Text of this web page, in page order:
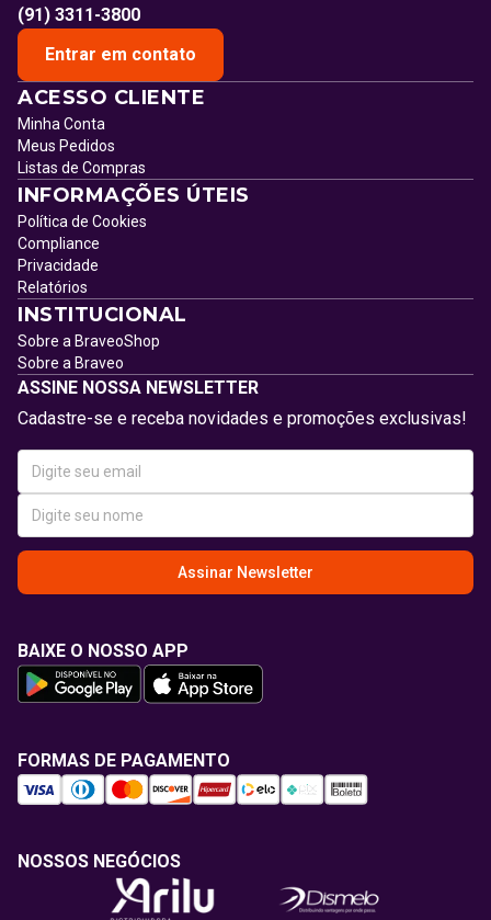
(91) 3311-3800
Entrar em contato
ACESSO CLIENTE
Minha Conta
Meus Pedidos
Listas de Compras
INFORMAÇÕES ÚTEIS
Política de Cookies
Compliance
Privacidade
Relatórios
INSTITUCIONAL
Sobre a BraveoShop
Sobre a Braveo
ASSINE NOSSA NEWSLETTER
Cadastre-se e receba novidades e promoções exclusivas!
Assinar Newsletter
BAIXE O NOSSO APP
FORMAS DE PAGAMENTO
NOSSOS NEGÓCIOS